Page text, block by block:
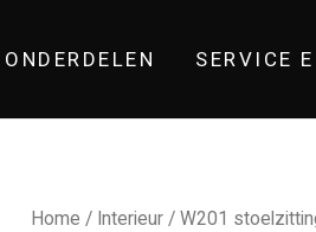
ONDERDELEN SERVICE
Home / Interieur / W201